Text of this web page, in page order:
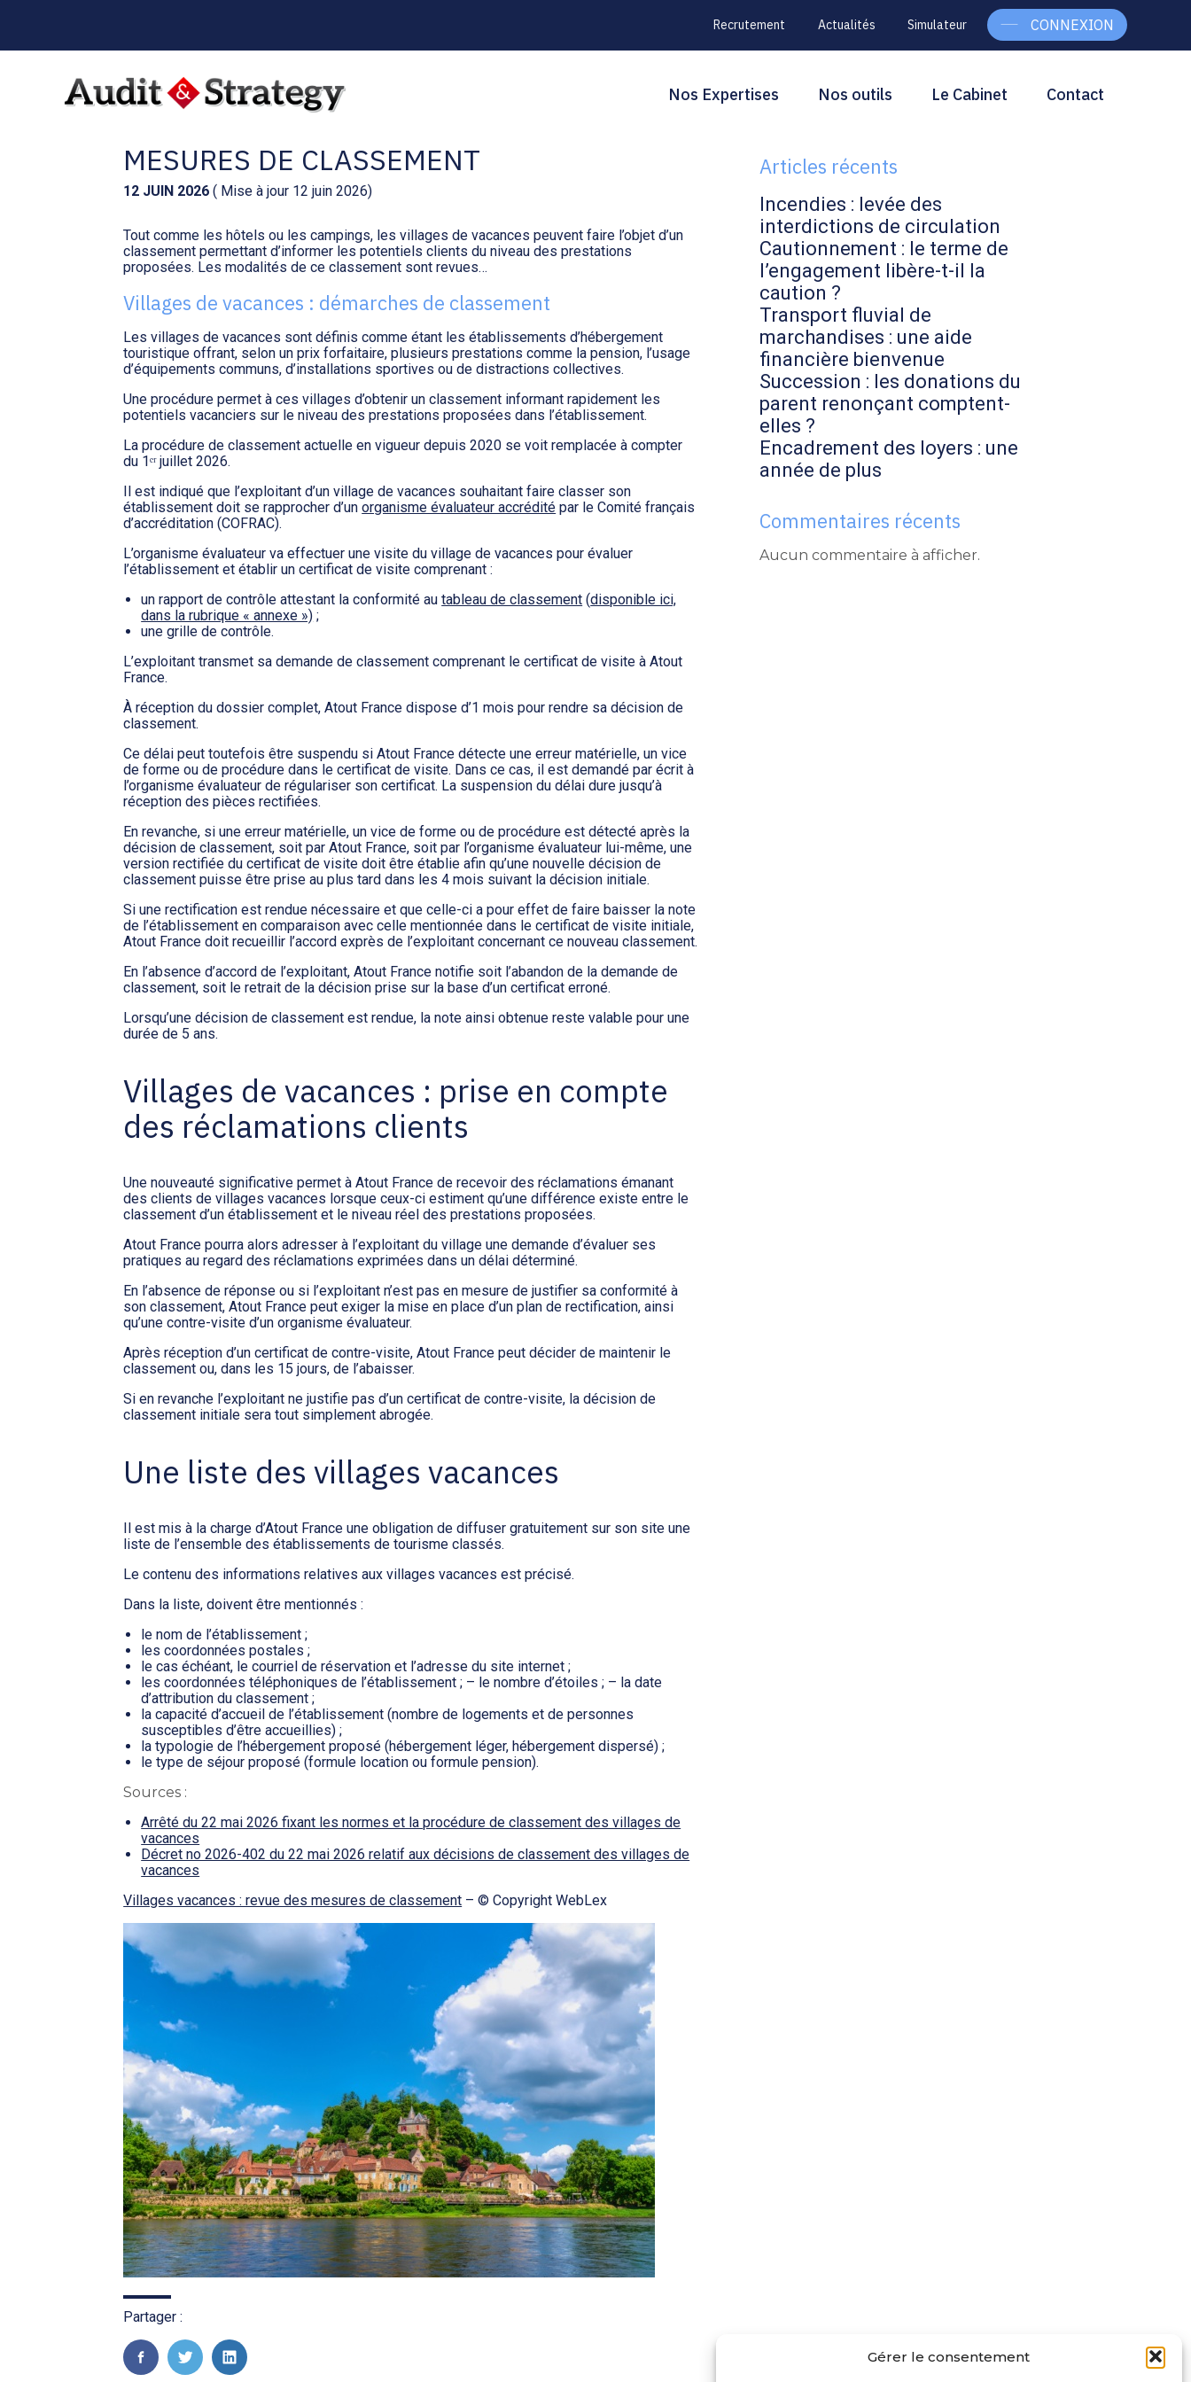
Gérer le consentement
sub-
header
Recrutement Actualités Simulateur CONNEXION
Aller
Principal
Nos Expertises Nos outils Le Cabinet Contact
MESURES DE CLASSEMENT
12 JUIN 2026 ( Mise à jour 12 juin 2026)
Tout comme les hôtels ou les campings, les villages de vacances peuvent faire l’objet d’un
classement permettant d’informer les potentiels clients du niveau des prestations
proposées. Les modalités de ce classement sont revues…
Villages de vacances : démarches de classement
Les villages de vacances sont définis comme étant les établissements d’hébergement
touristique offrant, selon un prix forfaitaire, plusieurs prestations comme la pension, l’usage
d’équipements communs, d’installations sportives ou de distractions collectives.
Une procédure permet à ces villages d’obtenir un classement informant rapidement les
potentiels vacanciers sur le niveau des prestations proposées dans l’établissement.
La procédure de classement actuelle en vigueur depuis 2020 se voit remplacée à compter
du 1ᵉʳ juillet 2026.
Il est indiqué que l’exploitant d’un village de vacances souhaitant faire classer son
établissement doit se rapprocher d’unorganisme évaluateur accrédité par le Comité français
d’accréditation (COFRAC).
L’organisme évaluateur va effectuer une visite du village de vacances pour évaluer
l’établissement et établir un certificat de visite comprenant :
un rapport de contrôle attestant la conformité autableau de classement (disponible ici,
dans la rubrique « annexe ») ;
une grille de contrôle.
L’exploitant transmet sa demande de classement comprenant le certificat de visite à Atout
France.
À réception du dossier complet, Atout France dispose d’1 mois pour rendre sa décision de
classement.
Ce délai peut toutefois être suspendu si Atout France détecte une erreur matérielle, un vice
de forme ou de procédure dans le certificat de visite. Dans ce cas, il est demandé par écrit à
l’organisme évaluateur de régulariser son certificat. La suspension du délai dure jusqu’à
réception des pièces rectifiées.
En revanche, si une erreur matérielle, un vice de forme ou de procédure est détecté après la
décision de classement, soit par Atout France, soit par l’organisme évaluateur lui-même, une
version rectifiée du certificat de visite doit être établie afin qu’une nouvelle décision de
classement puisse être prise au plus tard dans les 4 mois suivant la décision initiale.
Si une rectification est rendue nécessaire et que celle-ci a pour effet de faire baisser la note
de l’établissement en comparaison avec celle mentionnée dans le certificat de visite initiale,
Atout France doit recueillir l’accord exprès de l’exploitant concernant ce nouveau classement.
En l’absence d’accord de l’exploitant, Atout France notifie soit l’abandon de la demande de
classement, soit le retrait de la décision prise sur la base d’un certificat erroné.
Lorsqu’une décision de classement est rendue, la note ainsi obtenue reste valable pour une
durée de 5 ans.
Villages de vacances : prise en compte
des réclamations clients
Une nouveauté significative permet à Atout France de recevoir des réclamations émanant
des clients de villages vacances lorsque ceux-ci estiment qu’une différence existe entre le
classement d’un établissement et le niveau réel des prestations proposées.
Atout France pourra alors adresser à l’exploitant du village une demande d’évaluer ses
pratiques au regard des réclamations exprimées dans un délai déterminé.
En l’absence de réponse ou si l’exploitant n’est pas en mesure de justifier sa conformité à
son classement, Atout France peut exiger la mise en place d’un plan de rectification, ainsi
qu’une contre-visite d’un organisme évaluateur.
Après réception d’un certificat de contre-visite, Atout France peut décider de maintenir le
classement ou, dans les 15 jours, de l’abaisser.
Si en revanche l’exploitant ne justifie pas d’un certificat de contre-visite, la décision de
classement initiale sera tout simplement abrogée.
Une liste des villages vacances
Il est mis à la charge d’Atout France une obligation de diffuser gratuitement sur son site une
liste de l’ensemble des établissements de tourisme classés.
Le contenu des informations relatives aux villages vacances est précisé.
Dans la liste, doivent être mentionnés :
le nom de l’établissement ;
les coordonnées postales ;
le cas échéant, le courriel de réservation et l’adresse du site internet ;
les coordonnées téléphoniques de l’établissement ; – le nombre d’étoiles ; – la date
d’attribution du classement ;
la capacité d’accueil de l’établissement (nombre de logements et de personnes
susceptibles d’être accueillies) ;
la typologie de l’hébergement proposé (hébergement léger, hébergement dispersé) ;
le type de séjour proposé (formule location ou formule pension).
Sources :
Arrêté du 22 mai 2026 fixant les normes et la procédure de classement des villages de
vacances
Décret no 2026-402 du 22 mai 2026 relatif aux décisions de classement des villages de
vacances
Villages vacances : revue des mesures de classement – © Copyright WebLex
Partager :
FaceBook
TwitterLinkedIn
Blog
Rechercher
Articles récents
Incendies : levée des
interdictions de circulation
Cautionnement : le terme de
l’engagement libère-t-il la
caution ?
Transport fluvial de
marchandises : une aide
financière bienvenue
Succession : les donations du
parent renonçant comptent-
elles ?
Encadrement des loyers : une
année de plus
Commentaires récents
Aucun commentaire à afficher.